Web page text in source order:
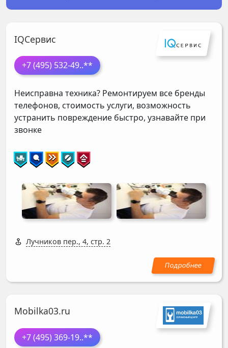
IQСервис
+7 (495) 532-49..**
Неисправна техника? Ремонтируем все бренды
телефонов, стоимость услуги, возможность
устранить повреждение быстро, узнавайте при
звонке
Лучников пер., 4, стр. 2
Mobilka03.ru
+7 (495) 369-19..**